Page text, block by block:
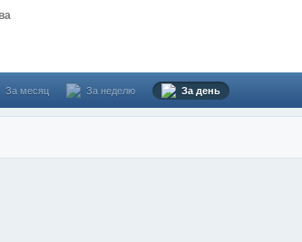
За месяц За неделю За день